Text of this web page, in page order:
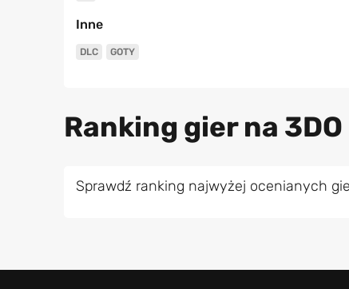
Inne
DLC GOTY
Ranking gier na 3DO
Sprawdź ranking najwyżej ocenianych